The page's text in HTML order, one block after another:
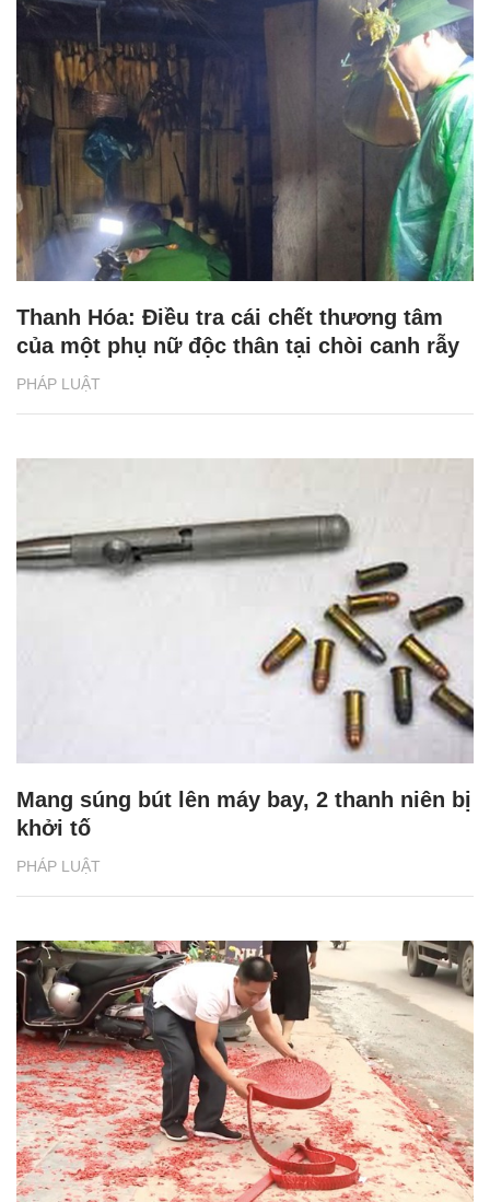
PHÁP LUẬT
Thanh Hóa: Điều tra cái chết thương tâm
của một phụ nữ độc thân tại chòi canh rẫy
PHÁP LUẬT
Mang súng bút lên máy bay, 2 thanh niên bị
khởi tố